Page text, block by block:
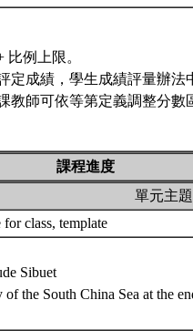
例上限。
定成績，學生成績評量辦
教師可依等第定義調整分數
課程進度
單元主題
class, template
Sibuet
the South China Sea at the